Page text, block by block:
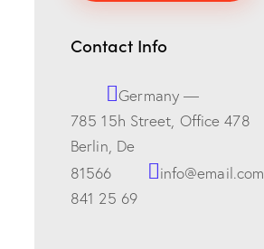
Contact Info
Germany —
785 15h Street, Office 478
Berlin, De
81566
info@email.com
841 25 69